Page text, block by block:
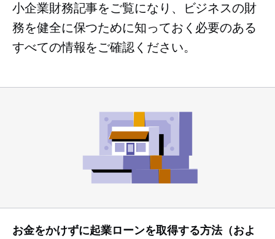
小企業財務記事をご覧になり、ビジネスの財
務を健全に保つために知っておく必要のある
すべての情報をご確認ください。
お金をかけずに起業ローンを取得する方法（およ